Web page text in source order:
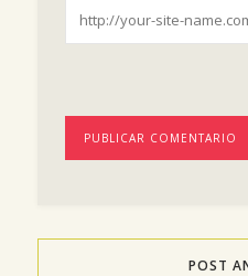
POST